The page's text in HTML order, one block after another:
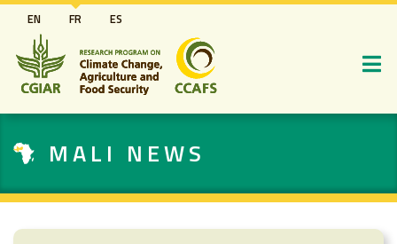
Aller
au
contenu
principal
EN FR ES
MALI NEWS